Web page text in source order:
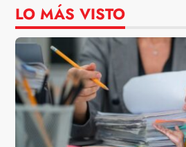
LO MÁS VISTO